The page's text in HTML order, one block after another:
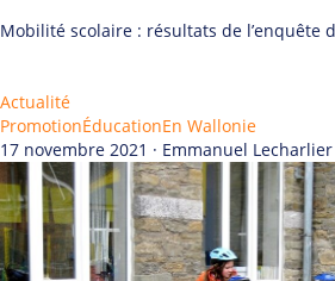
Mobilité scolaire : résultats de l’enquête
Actualité
PromotionÉducationEn Wallonie
17 novembre 2021 · ​Emmanuel Lecharlier